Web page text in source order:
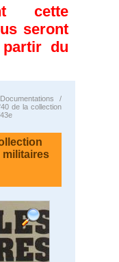
cette
seront
du
Documentations
/
de la collection
militaires